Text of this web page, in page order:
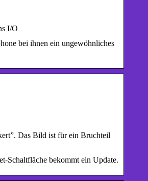
I/O
bei ihnen ein ungewöhnliches
Das Bild ist für ein Bruchteil
Schaltfläche bekommt ein Update.